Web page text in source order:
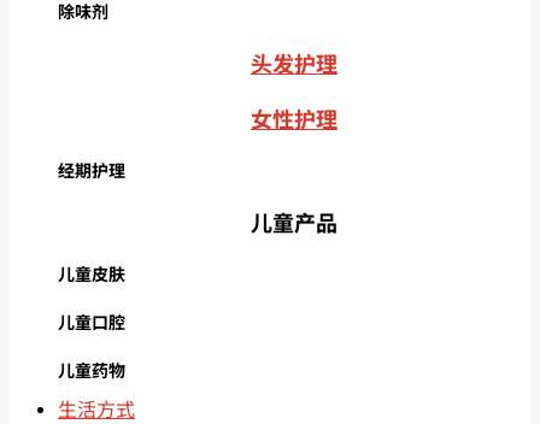
除味剂
头发护理
女性护理
经期护理
儿童产品
儿童皮肤
儿童口腔
儿童药物
生活方式